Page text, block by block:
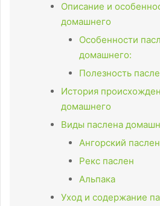
Описание и
домашнего
Особенности
домашнего:
Полезность
История
домашнего
Виды паслена
Ангорский паслен
Рекс паслен
Альпака
Уход и содержание